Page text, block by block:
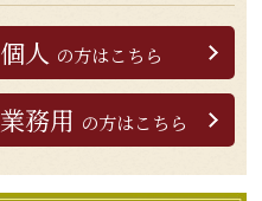
個人 の方はこちら
業務用 の方はこちら